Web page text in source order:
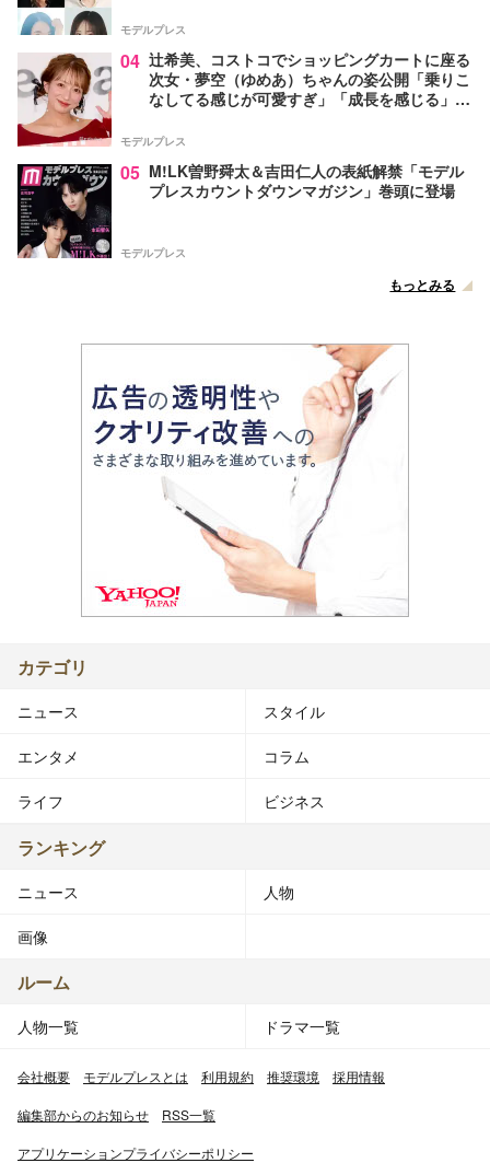
モデルプレス
04 辻希美、コストコでショッピングカートに座る
次女・夢空（ゆめあ）ちゃんの姿公開「乗りこ
なしてる感じが可愛すぎ」「成長を感じる」の
モデルプレス
05 M!LK曽野舜太＆吉田仁人の表紙解禁「モデル
プレスカウントダウンマガジン」巻頭に登場
モデルプレス
もっとみる
カテゴリ
ニュース スタイル
エンタメ コラム
ライフ ビジネス
ランキング
ニュース 人物
画像
ルーム
人物一覧 ドラマ一覧
会社概要 モデルプレスとは 利用規約 推奨環境 採用情報
編集部からのお知らせ RSS一覧
アプリケーションプライバシーポリシー